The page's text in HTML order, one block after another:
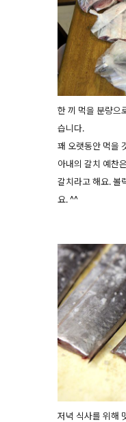
한 끼 먹을 분량으
습니다.
꽤 오랫동안 먹을
아내의 갈치 예찬
갈치라고 해요. 볼
요. ^^
저녁 식사를 위해